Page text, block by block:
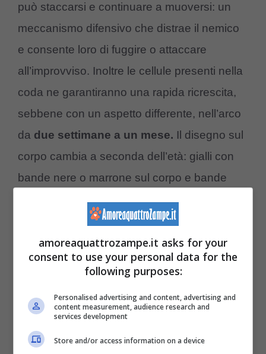
può staccarsi e continuare a muoversi: un
meccanismo difensivo che distrae il nemico
e consente loro di fuggire o attaccare
all’improvviso. Inoltre le cellule presenti nella
coda ne garantiranno una rapida ricrescita,
sebbene con un aspetto differente, nell’arco
da due settimane a un mese. Il disegno sul
corpo cambia a seconda dell’età: gialli con
bande nere o marrone sul corpo e bande
nere e bianche sulla coda da giovani, fondo
giallo con spot marrone cioccolato da adulti.
Crested Gecko
amoreaquattrozampe.it asks for your
consent to use your personal data for the
following purposes:
Personalised advertising and content, advertising and
content measurement, audience research and
services development
Store and/or access information on a device